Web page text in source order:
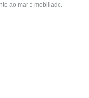
ao mar e mobiliado.